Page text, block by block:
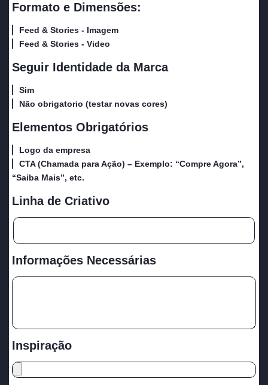
Formato e Dimensões:
Feed & Stories - Imagem
Feed & Stories - Video
Seguir Identidade da Marca
Sim
Não obrigatorio (testar novas cores)
Elementos Obrigatórios
Logo da empresa
CTA (Chamada para Ação) – Exemplo: “Compre Agora”,
“Saiba Mais”, etc.
Linha de Criativo
Informações Necessárias
Inspiração